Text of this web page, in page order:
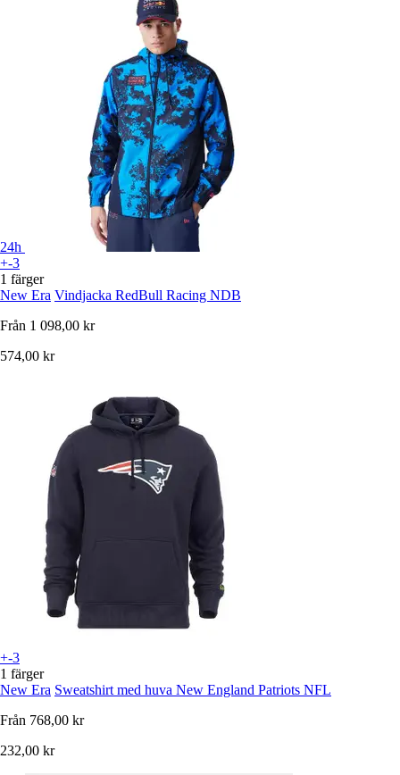
24h
+-3
1 färger
New Era Vindjacka RedBull Racing NDB
Från 1 098,00 kr
574,00 kr
+-3
1 färger
New Era Sweatshirt med huva New England Patriots NFL
Från 768,00 kr
232,00 kr